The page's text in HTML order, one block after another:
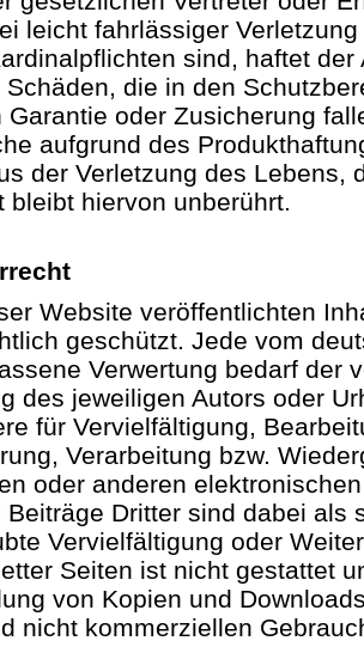
leicht fahrlässiger
sind, haftet der
Schäden, die in den
Garantie oder Zusicherung
aufgrund des
der Verletzung des Lebens,
bleibt hiervon unberührt.
Website veröffentlichten
geschützt. Jede vom
Verwertung bedarf der
des jeweiligen Autors oder
für Vervielfältigung,
Verarbeitung bzw.
oder anderen
Beiträge Dritter sind dabei als
Vervielfältigung oder
Seiten ist nicht gestattet
von Kopien und
nicht kommerziellen